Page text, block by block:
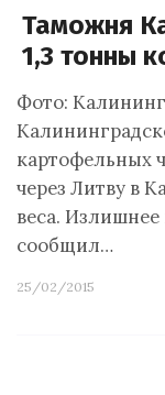
Таможня
1,3 тонны
Фото:
картофельных
через Литву в
веса. Излишнее
сообщил…
25/02/2015